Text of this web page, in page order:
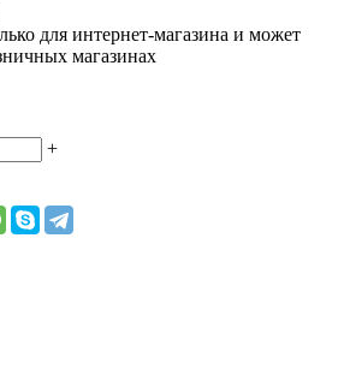
для интернет-магазина и может
магазинах
+